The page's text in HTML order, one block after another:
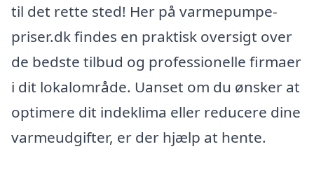
til det rette sted! Her på varmepumpe-
priser.dk findes en praktisk oversigt over
de bedste tilbud og professionelle firmaer
i dit lokalområde. Uanset om du ønsker at
optimere dit indeklima eller reducere dine
varmeudgifter, er der hjælp at hente.